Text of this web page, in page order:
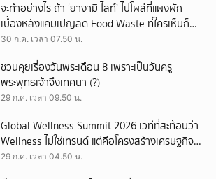
จะทำอย่างไร ถ้า ‘ยางามิ ไลท์’ ไปโผล่ที่แผงผัก
เบื้องหลังแคมเปญลด Food Waste ที่ใครเห็นก็
ต้องหันมอง
30 ก.ค. เวลา 07.50 น.
ชวนคุยเรื่องวันพระเดือน 8 เพราะเป็นวันครู
พระพุทธเจ้าจึงเทศนา (?)
29 ก.ค. เวลา 09.50 น.
Global Wellness Summit 2026 เวทีที่สะท้อนว่า
Wellness ไม่ใช่เทรนด์ แต่คือโครงสร้างเศรษฐกิจ
ใหม่ของโลก
29 ก.ค. เวลา 04.50 น.